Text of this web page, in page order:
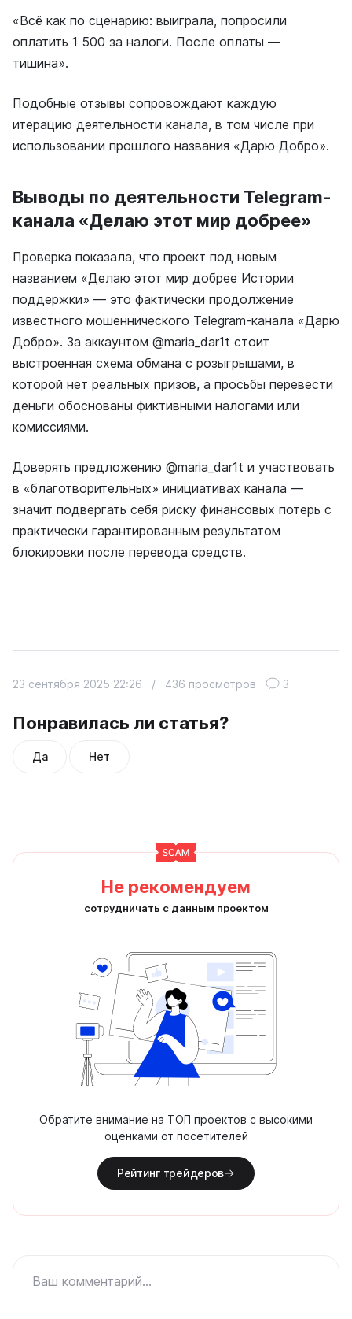
«Всё как по сценарию: выиграла, попросили
оплатить 1 500 за налоги. После оплаты —
тишина».
Подобные отзывы сопровождают каждую
итерацию деятельности канала, в том числе при
использовании прошлого названия «Дарю Добро».
Выводы по деятельности Telegram-
канала «Делаю этот мир добрее»
Проверка показала, что проект под новым
названием «Делаю этот мир добрее Истории
поддержки» — это фактически продолжение
известного мошеннического Telegram-канала «Дарю
Добро». За аккаунтом @maria_dar1t стоит
выстроенная схема обмана с розыгрышами, в
которой нет реальных призов, а просьбы перевести
деньги обоснованы фиктивными налогами или
комиссиями.
Доверять предложению @maria_dar1t и участвовать
в «благотворительных» инициативах канала —
значит подвергать себя риску финансовых потерь с
практически гарантированным результатом
блокировки после перевода средств.
Понравилась ли статья?
Да Нет
23 сентября 2025 22:26 / 436 просмотров 3
Не рекомендуем
сотрудничать с данным проектом
Обратите внимание на ТОП проектов с высокими
оценками от посетителей
Рейтинг трейдеров
Ваш комментарий...